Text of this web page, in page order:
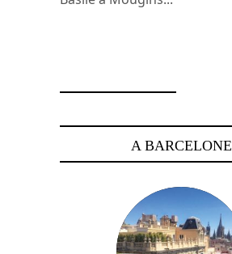
A BARCELONE